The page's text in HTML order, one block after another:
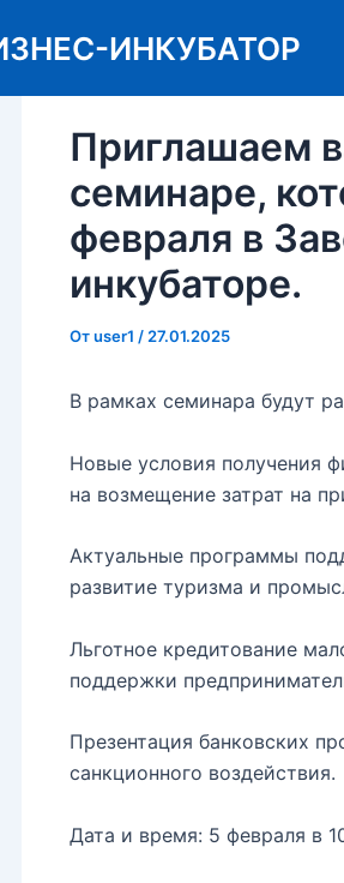
ИНКУБАТОР
Приглашаем
семинаре,
февраля в
инкубаторе.
Отuser1 / 27.01.2025
В рамках семинара будут
Новые условия получения
на возмещение затрат на
Актуальные программы
развитие туризма и
Льготное кредитование
поддержки
Презентация банковских
санкционного воздействия.
Дата и время: 5 февраля в